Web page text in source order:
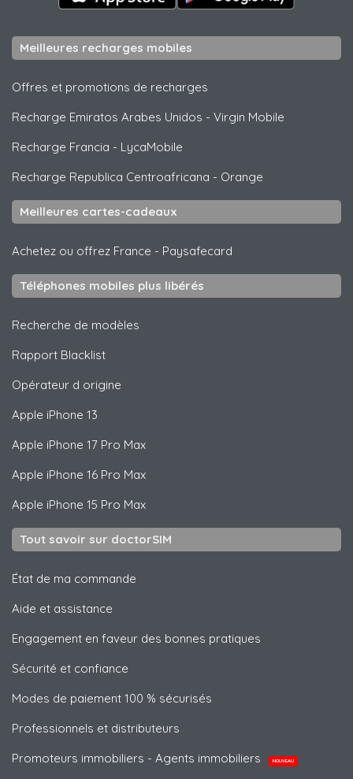
Meilleures recharges mobiles
Offres et promotions de recharges
Recharge Emiratos Arabes Unidos - Virgin Mobile
Recharge Francia - LycaMobile
Recharge Republica Centroafricana - Orange
Meilleures cartes-cadeaux
Achetez ou offrez France - Paysafecard
Téléphones mobiles plus libérés
Recherche de modèles
Rapport Blacklist
Opérateur d origine
Apple iPhone 13
Apple iPhone 17 Pro Max
Apple iPhone 16 Pro Max
Apple iPhone 15 Pro Max
Tout savoir sur doctorSIM
État de ma commande
Aide et assistance
Engagement en faveur des bonnes pratiques
Sécurité et confiance
Modes de paiement 100 % sécurisés
Professionnels et distributeurs
Promoteurs immobiliers - Agents immobiliers
NOUVEAU